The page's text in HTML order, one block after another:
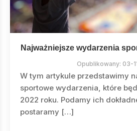
Najważniejsze wydarzenia
Opublikowany: 03-
W tym artykule przedstawimy
sportowe wydarzenia, które
2022 roku. Podamy ich
postaramy […]